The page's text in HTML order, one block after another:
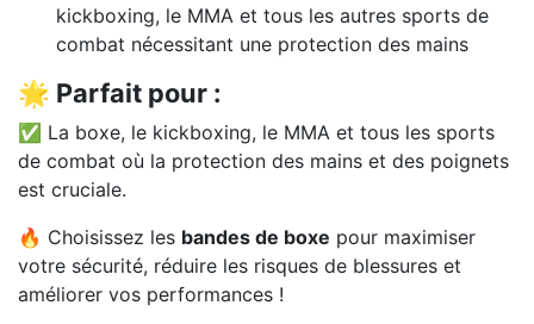
kickboxing, le MMA et tous les autres sports de
combat nécessitant une protection des mains
🌟 Parfait pour :
✅ La boxe, le kickboxing, le MMA et tous les sports
de combat où la protection des mains et des poignets
est cruciale.
🔥 Choisissez les bandes de boxe pour maximiser
votre sécurité, réduire les risques de blessures et
améliorer vos performances !